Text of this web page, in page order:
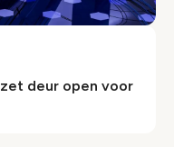
deur open voor